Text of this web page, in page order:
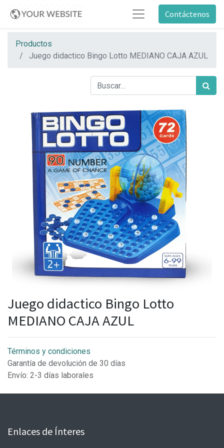
Contáctenos
Productos
Juego didactico Bingo Lotto MEDIANO CAJA AZUL
Juego didactico Bingo Lotto
MEDIANO CAJA AZUL
Términos y condiciones
Garantía de devolución de 30 días
Envío: 2-3 días laborales
Enlaces de Ínteres